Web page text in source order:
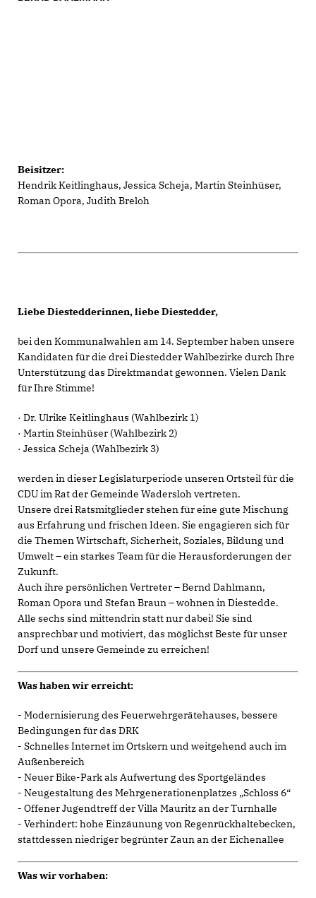
Beisitzer:
Hendrik Keitlinghaus, Jessica Scheja, Martin Steinhüser,
Roman Opora, Judith Breloh
Liebe Diestedderinnen, liebe Diestedder,
bei den Kommunalwahlen am 14. September haben unsere
Kandidaten für die drei Diestedder Wahlbezirke durch Ihre
Unterstützung das Direktmandat gewonnen. Vielen Dank
für Ihre Stimme!
· Dr. Ulrike Keitlinghaus (Wahlbezirk 1)
· Martin Steinhüser (Wahlbezirk 2)
· Jessica Scheja (Wahlbezirk 3)
werden in dieser Legislaturperiode unseren Ortsteil für die
CDU im Rat der Gemeinde Wadersloh vertreten.
Unsere drei Ratsmitglieder stehen für eine gute Mischung
aus Erfahrung und frischen Ideen. Sie engagieren sich für
die Themen Wirtschaft, Sicherheit, Soziales, Bildung und
Umwelt – ein starkes Team für die Herausforderungen der
Zukunft.
Auch ihre persönlichen Vertreter – Bernd Dahlmann,
Roman Opora und Stefan Braun – wohnen in Diestedde.
Alle sechs sind mittendrin statt nur dabei! Sie sind
ansprechbar und motiviert, das möglichst Beste für unser
Dorf und unsere Gemeinde zu erreichen!
Was haben wir erreicht:
- Modernisierung des Feuerwehrgerätehauses, bessere
Bedingungen für das DRK
- Schnelles Internet im Ortskern und weitgehend auch im
Außenbereich
- Neuer Bike-Park als Aufwertung des Sportgeländes
- Neugestaltung des Mehrgenerationenplatzes „Schloss 6“
- Offener Jugendtreff der Villa Mauritz an der Turnhalle
- Verhindert: hohe Einzäunung von Regenrückhaltebecken,
stattdessen niedriger begrünter Zaun an der Eichenallee
Was wir vorhaben: